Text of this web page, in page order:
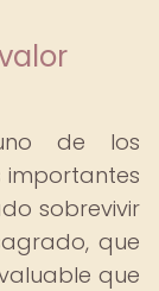
de los
importantes
sobrevivir
que
que